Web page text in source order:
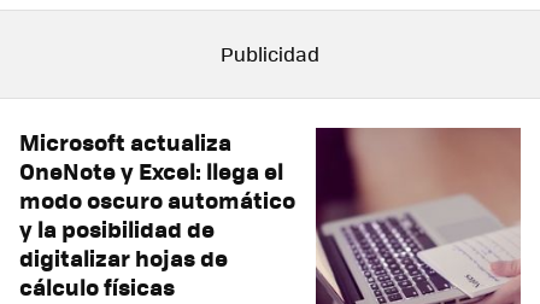
Microsoft actualiza
OneNote y Excel: llega el
modo oscuro automático
y la posibilidad de
digitalizar hojas de
cálculo físicas